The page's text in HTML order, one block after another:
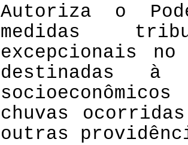
Autoriza o
medidas
excepcionais
destinadas à
chuvas
outras